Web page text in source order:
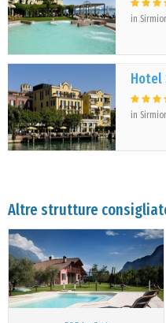
in
Hotel
in
Altre strutture